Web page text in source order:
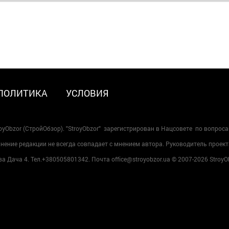
УСЛОВИЯ
(СтройОбзор). "StroyObzor" зарегистрирован в Нацсовете по
редакции не всегда совпадает с мнением автора. Руководитель
Дача 4. Тел.+380505801342. Почта office@stroyobzor.ua © 2007-2026